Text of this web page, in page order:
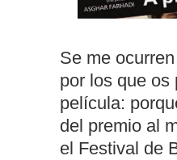
Se me
por los que os
película:
del premio al
el Festival de